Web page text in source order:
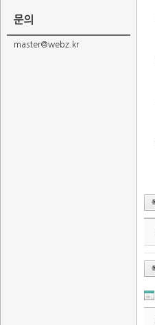
문의
master@webz.kr